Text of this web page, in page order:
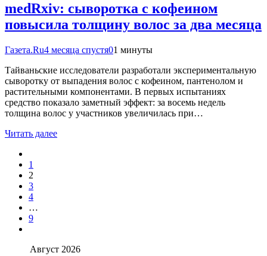
medRxiv: сыворотка с кофеином
повысила толщину волос за два месяца
Газета.Ru4 месяца спустя01 минуты
Тайваньские исследователи разработали экспериментальную
сыворотку от выпадения волос с кофеином, пантенолом и
растительными компонентами. В первых испытаниях
средство показало заметный эффект: за восемь недель
толщина волос у участников увеличилась при…
Читать далее
1
2
3
4
…
9
Август 2026